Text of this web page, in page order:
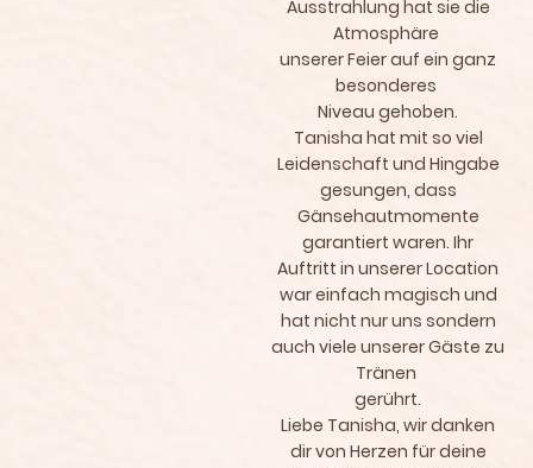
Ausstrahlung hat sie die
Atmosphäre
unserer Feier auf ein ganz
besonderes
Niveau gehoben.
Tanisha hat mit so viel
Leidenschaft und Hingabe
gesungen, dass
Gänsehautmomente
garantiert waren. Ihr
Auftritt in unserer Location
war einfach magisch und
hat nicht nur uns sondern
auch viele unserer Gäste zu
Tränen
gerührt.
Liebe Tanisha, wir danken
dir von Herzen für deine